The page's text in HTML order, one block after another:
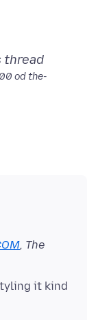
thread
od the-
, The
it kind